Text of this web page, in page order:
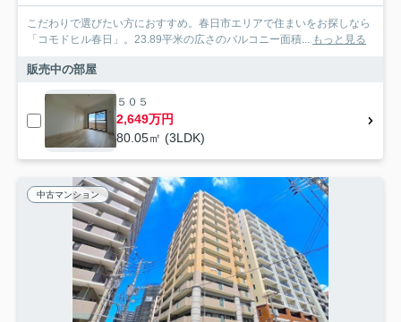
こだわりで選びたい方におすすめ。春日市エリアで住まいをお探しなら
「コモドヒル春日」。23.89平米の広さのバルコニー面積... もっと見る
販売中の部屋
５０５
2,649万円
80.05㎡ (3LDK)
中古マンション